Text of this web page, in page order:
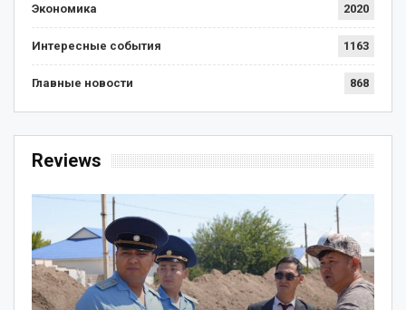
Экономика 2020
Интересные события 1163
Главные новости 868
Reviews